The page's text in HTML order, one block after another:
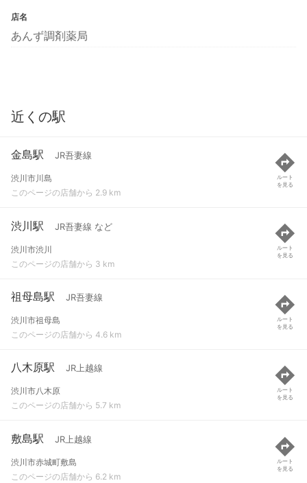
店名
あんず調剤薬局
近くの駅
金島駅 JR吾妻線
渋川市川島
このページの店舗から 2.9 km
ルート
を見る
渋川駅 JR吾妻線 など
渋川市渋川
このページの店舗から 3 km
ルート
を見る
祖母島駅 JR吾妻線
渋川市祖母島
このページの店舗から 4.6 km
ルート
を見る
八木原駅 JR上越線
渋川市八木原
このページの店舗から 5.7 km
ルート
を見る
敷島駅 JR上越線
渋川市赤城町敷島
このページの店舗から 6.2 km
ルート
を見る